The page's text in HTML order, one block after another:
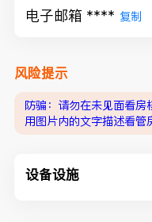
电子邮箱 **** 复制
风险提示
防骗：请勿在未见面看房
用图片内的文字描述看管
设备设施